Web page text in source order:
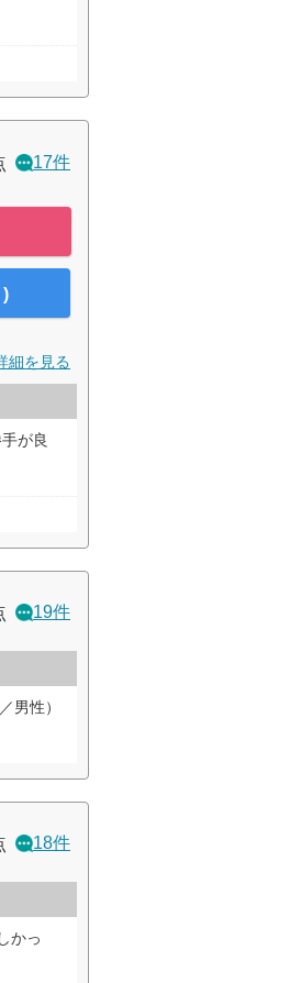
17件
細を見る
が良
19件
男性）
18件
かっ